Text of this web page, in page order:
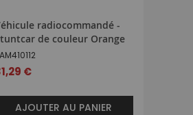
radiocommandé -
de couleur Orange
€
AJOUTER AU PANIER